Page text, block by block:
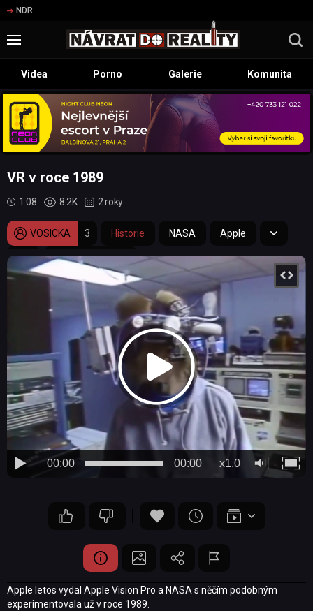
NDR
Videa Porno Galerie Komunita
VR v roce 1989
1:08 8.2K 2 roky
VOSICKA 3 Historie NASA Apple
VR Apple Vision Pro
00:00 x1.0
00:00
Apple letos vydal Apple Vision Pro a NASA s něčím podobným
experimentovala už v roce 1989.